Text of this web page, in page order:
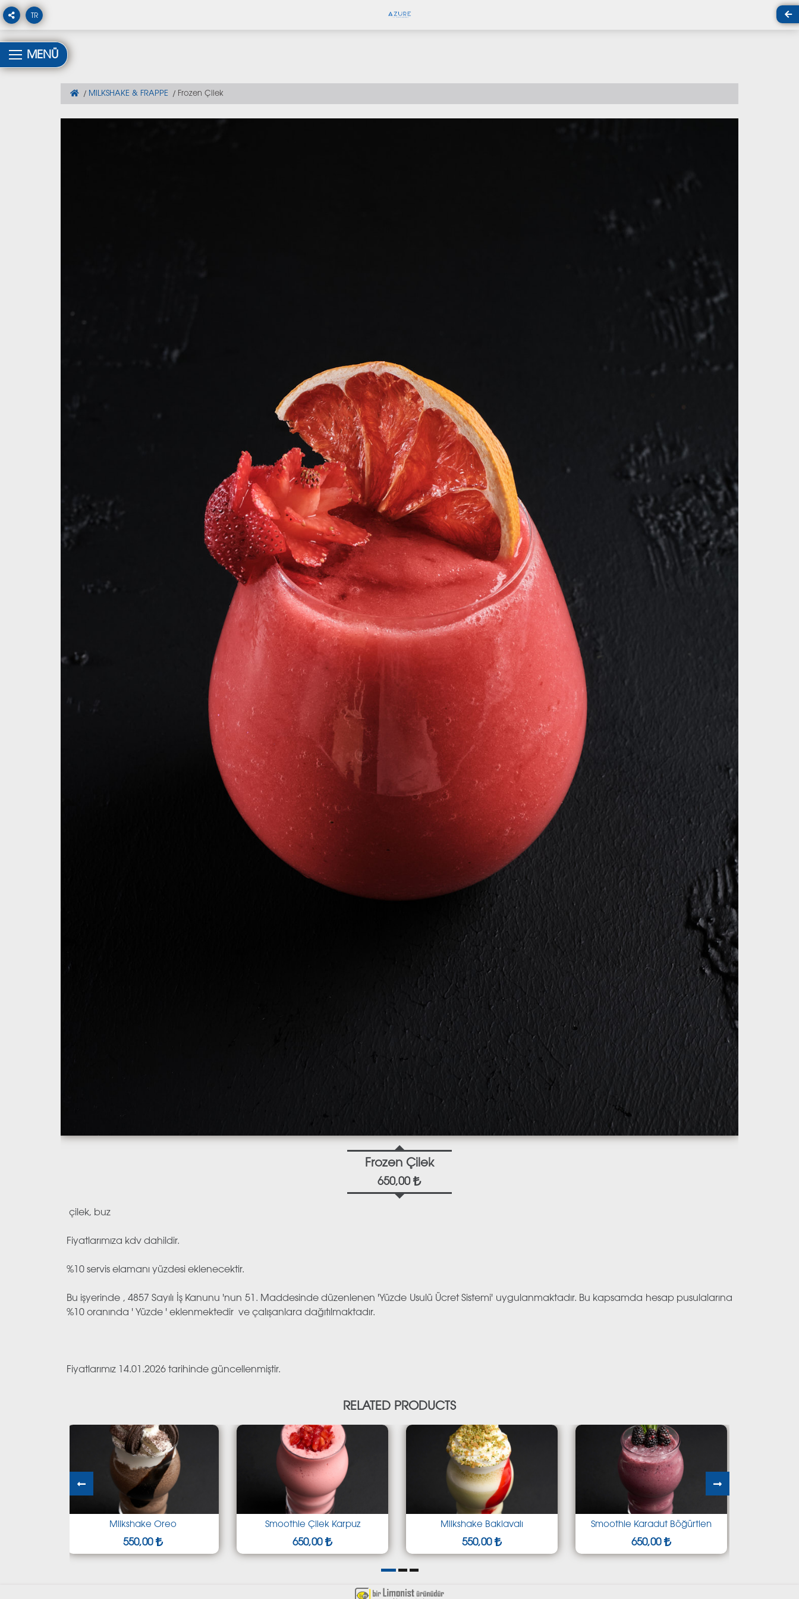
TR
MENÜ
MILKSHAKE & FRAPPE Frozen Çilek
Frozen Çilek
650,00
çilek, buz
Fiyatlarımıza kdv dahildir.
%10 servis elamanı yüzdesi eklenecektir.
Bu işyerinde , 4857 Sayılı İş Kanunu 'nun 51. Maddesinde düzenlenen 'Yüzde Usulü Ücret Sistemi' uygulanmaktadır. Bu kapsamda hesap pusulalarına
%10 oranında ' Yüzde ' eklenmektedir ve çalışanlara dağıtılmaktadır.
Fiyatlarımız 14.01.2026 tarihinde güncellenmiştir.
RELATED PRODUCTS
Milkshake Oreo Smoothie Çilek Karpuz Milkshake Baklavalı Smoothie Karadut Böğürtlen